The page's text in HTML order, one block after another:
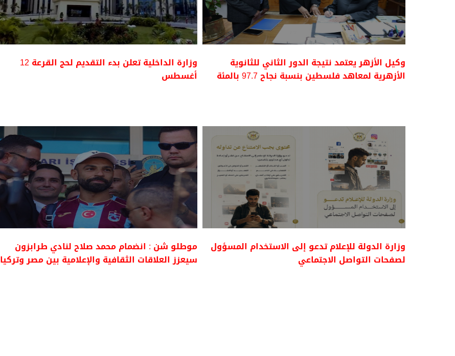
وكيل الأزهر يعتمد نتيجة الدور الثاني للثانوية
الأزهرية لمعاهد فلسطين بنسبة نجاح 97.7 بالمئة
وزارة الداخلية تعلن بدء التقديم لحج القرعة 12
أغسطس
وزارة الدولة للإعلام تدعو إلى الاستخدام المسؤول
لصفحات التواصل الاجتماعي
موطلو شن : انضمام محمد صلاح لنادي طرابزون
سيعزز العلاقات الثقافية والإعلامية بين مصر وتركيا